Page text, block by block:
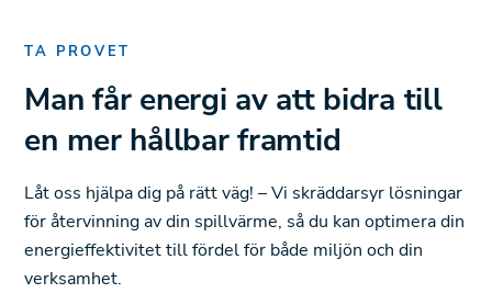
TA PROVET
Man får energi av att bidra till
en mer hållbar framtid
Låt oss hjälpa dig på rätt väg! – Vi skräddarsyr lösningar
för återvinning av din spillvärme, så du kan optimera din
energieffektivitet till fördel för både miljön och din
verksamhet.